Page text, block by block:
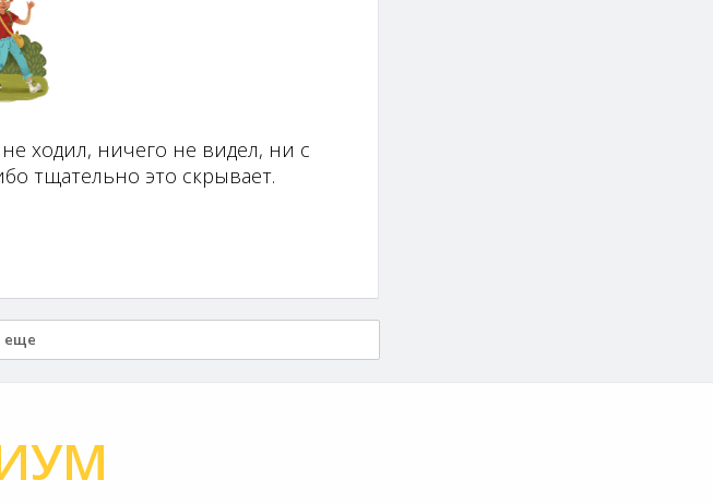
ходил, ничего не видел, ни с
тщательно это скрывает.
еще